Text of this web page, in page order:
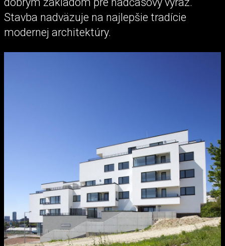
Stavba nadväzuje na najlepšie tradície
modernej architektúry.